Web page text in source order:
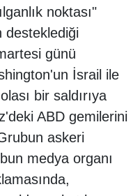
noktası"
desteklediği
günü
İsrail ile
bir saldırıya
ABD gemilerini
askeri
medya organı